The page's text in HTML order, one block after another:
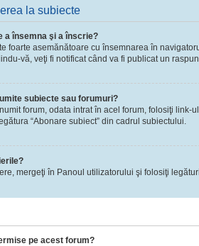
la subiecte
a însemna şi a înscrie?
foarte asemănătoare cu însemnarea în
vă, veţi fi notificat când va fi publicat un
subiecte sau forumuri?
forum, odata intrat în acel forum, folosiţi
“Abonare subiect” din cadrul subiectului.
mergeţi în Panoul utilizatorului şi folosiţi
pe acest forum?